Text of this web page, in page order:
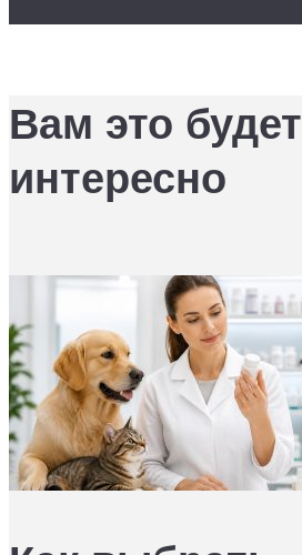
Вам это будет
интересно